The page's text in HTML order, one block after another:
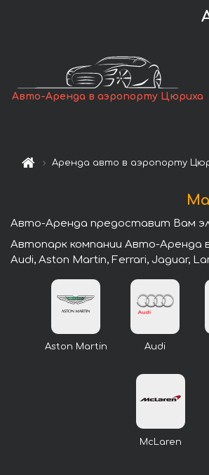
Авто-Аренда в аэропорту Цюриха
Аренда авто в аэропорту
Авто-Аренда предоставит Вам
Автопарк компании Авто-Аренда
Audi, Aston Martin, Ferrari, Jaguar,
Aston Martin Audi
McLaren